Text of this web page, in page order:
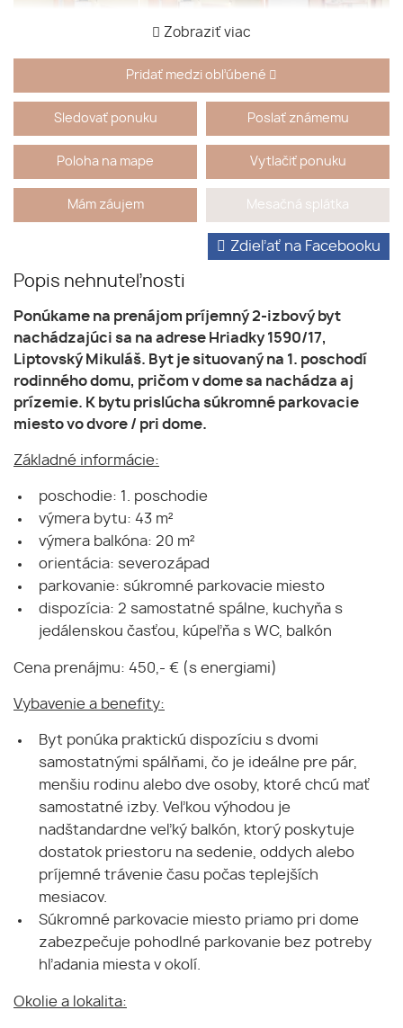
Zobraziť viac
Pridať medzi obľúbené
Sledovať ponuku Poslať známemu
Poloha na mape Vytlačiť ponuku
Mám záujem Mesačná splátka
Popis nehnuteľnosti
Zdieľať na Facebooku
Ponúkame na prenájom príjemný 2-izbový byt
nachádzajúci sa na adrese Hriadky 1590/17,
Liptovský Mikuláš. Byt je situovaný na 1. poschodí
rodinného domu, pričom v dome sa nachádza aj
prízemie. K bytu prislúcha súkromné parkovacie
miesto vo dvore / pri dome.
Základné informácie:
poschodie: 1. poschodie
výmera bytu: 43 m²
výmera balkóna: 20 m²
orientácia: severozápad
parkovanie: súkromné parkovacie miesto
dispozícia: 2 samostatné spálne, kuchyňa s
jedálenskou časťou, kúpeľňa s WC, balkón
Cena prenájmu: 450,- € (s energiami)
Vybavenie a benefity:
Byt ponúka praktickú dispozíciu s dvomi
samostatnými spálňami, čo je ideálne pre pár,
menšiu rodinu alebo dve osoby, ktoré chcú mať
samostatné izby. Veľkou výhodou je
nadštandardne veľký balkón, ktorý poskytuje
dostatok priestoru na sedenie, oddych alebo
príjemné trávenie času počas teplejších
mesiacov.
Súkromné parkovacie miesto priamo pri dome
zabezpečuje pohodlné parkovanie bez potreby
hľadania miesta v okolí.
Okolie a lokalita: